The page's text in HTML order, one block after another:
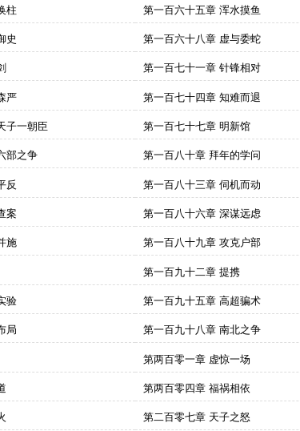
柱 第一百六十五章 浑水摸鱼
史 第一百六十八章 虚与委蛇
第一百七十一章 针锋相对
严 第一百七十四章 知难而退
子一朝臣 第一百七十七章 明新馆
部之争 第一百八十章 拜年的学问
反 第一百八十三章 伺机而动
案 第一百八十六章 深谋远虑
施 第一百八十九章 攻克户部
第一百九十二章 提携
验 第一百九十五章 高超骗术
局 第一百九十八章 南北之争
第两百零一章 虚惊一场
第两百零四章 福祸相依
第二百零七章 天子之怒